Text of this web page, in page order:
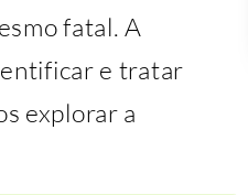
fatal. A
e tratar
explorar a